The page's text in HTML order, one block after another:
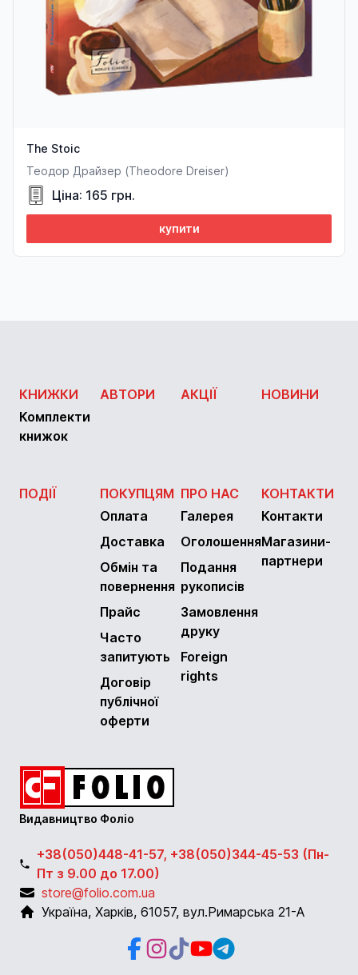
The Stoic
Теодор Драйзер (Theodore Dreiser)
Ціна: 165 грн.
купити
КНИЖКИ
Комплекти
книжок
АВТОРИ АКЦІЇ НОВИНИ
ПОДІЇ
ПОКУПЦЯМ
Оплата
Доставка
Обмін та
повернення
Прайс
Часто
запитують
Договір
публічної
оферти
ПРО НАС
Галерея
Оголошення
Подання
рукописів
Замовлення
друку
Foreign
rights
КОНТАКТИ
Контакти
Магазини-
партнери
Видавництво Фоліо
+38(050)448-41-57, +38(050)344-45-53 (Пн-
Пт з 9.00 до 17.00)
store@folio.com.ua
Україна, Харків, 61057, вул.Римарська 21-А
Facebook
Instagram
Instagram
YoutubeTelegram